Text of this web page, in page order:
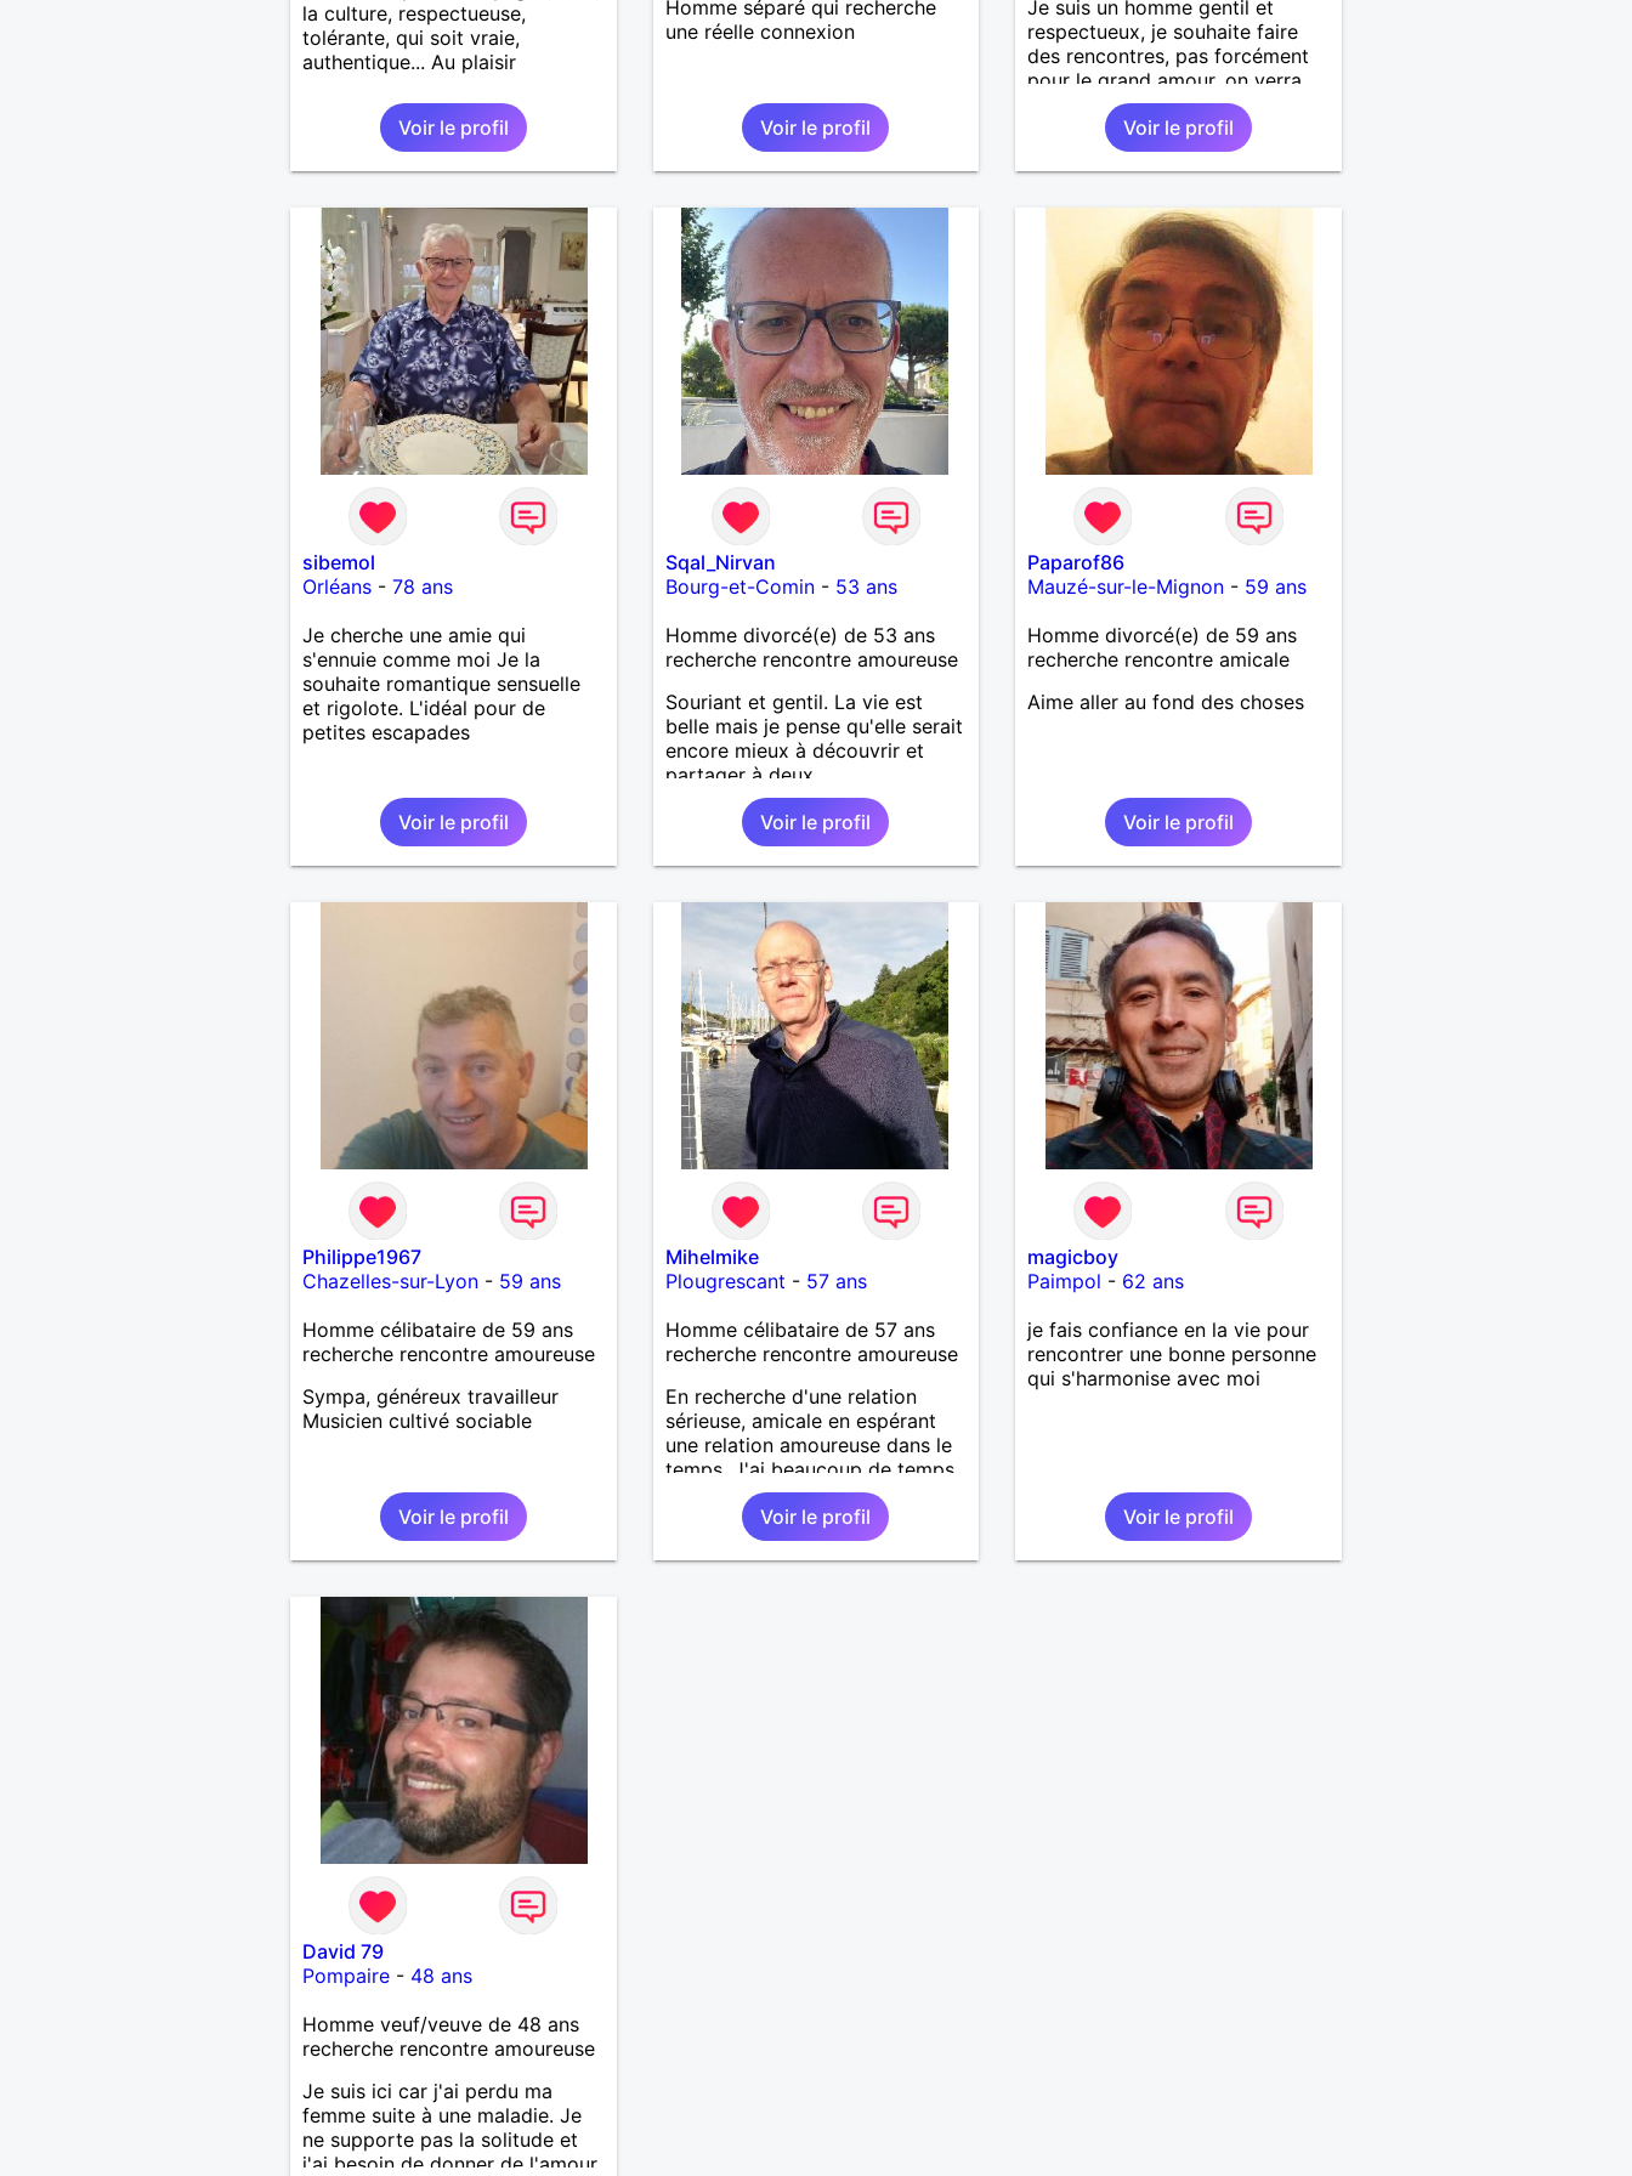
la culture, respectueuse,
tolérante, qui soit vraie,
authentique... Au plaisir
Voir le profil
Homme séparé qui recherche
une réelle connexion
Voir le profil
Je suis un homme gentil et
respectueux, je souhaite faire
des rencontres, pas forcément
pour le grand amour, on verra
Voir le profil
sibemol
Orléans- 78 ans
Je cherche une amie qui
s'ennuie comme moi Je la
souhaite romantique sensuelle
et rigolote. L'idéal pour de
petites escapades
Voir le profil
Sqal_Nirvan
Bourg-et-Comin- 53 ans
Homme divorcé(e) de 53 ans
recherche rencontre amoureuse
Souriant et gentil. La vie est
belle mais je pense qu'elle serait
encore mieux à découvrir et
partager à deux.
Voir le profil
Paparof86
Mauzé-sur-le-Mignon - 59 ans
Homme divorcé(e) de 59 ans
recherche rencontre amicale
Aime aller au fond des choses
Voir le profil
Philippe1967
Chazelles-sur-Lyon- 59 ans
Homme célibataire de 59 ans
recherche rencontre amoureuse
Sympa, généreux travailleur
Musicien cultivé sociable
Voir le profil
Mihelmike
Plougrescant - 57 ans
Homme célibataire de 57 ans
recherche rencontre amoureuse
En recherche d'une relation
sérieuse, amicale en espérant
une relation amoureuse dans le
temps. J'ai beaucoup de temps
libre et j'aime me ballader,
découvrir de nouvelles choses
et ce serait bien de faire une
rencontre pour partager,
Voir le profil
magicboy
Paimpol - 62 ans
je fais confiance en la vie pour
rencontrer une bonne personne
qui s'harmonise avec moi
Voir le profil
David 79
Pompaire- 48 ans
Homme veuf/veuve de 48 ans
recherche rencontre amoureuse
Je suis ici car j'ai perdu ma
femme suite à une maladie. Je
ne supporte pas la solitude et
j'ai besoin de donner de l'amour